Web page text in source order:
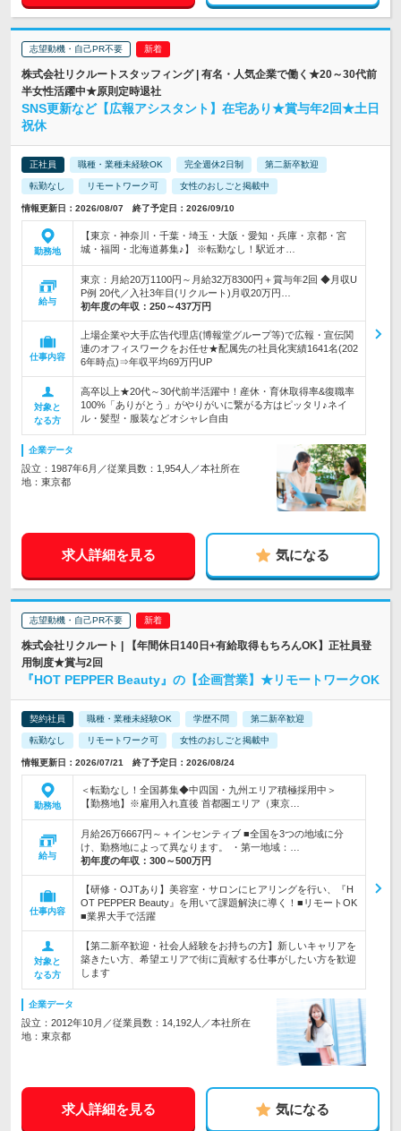
志望動機・自己PR不要
株式会社リクルートスタッフィング | 有名・人気企業で働く★20～30代前
半女性活躍中★原則定時退社
SNS更新など【広報アシスタント】在宅あり★賞与年2回★土日
祝休
正社員 職種・業種未経験OK 完全週休2日制 第二新卒歓迎
転勤なし リモートワーク可 女性のおしごと掲載中
情報更新日：2026/08/07 終了予定日：2026/09/10
勤務地
【東京・神奈川・千葉・埼玉・大阪・愛知・兵庫・京都・宮
城・福岡・北海道募集♪】 ※転勤なし！駅近オ…
給与
東京：月給20万1100円～月給32万8300円＋賞与年2回 ◆月収U
P例 20代／入社3年目(リクルート)月収20万円…
初年度の年収： 250～437万円
仕事内容
上場企業や大手広告代理店(博報堂グループ等)で広報・宣伝関
連のオフィスワークをお任せ★配属先の社員化実績1641名(202
6年時点)⇒年収平均69万円UP
対象と
なる方
高卒以上★20代～30代前半活躍中！産休・育休取得率&復職率
100%「ありがとう」がやりがいに繋がる方はピッタリ♪ネイ
ル・髪型・服装などオシャレ自由
企業データ
設立：1987年6月／従業員数：1,954人／本社所在
地：東京都
求人詳細を見る 気になる
志望動機・自己PR不要
株式会社リクルート | 【年間休日140日+有給取得もちろんOK】正社員登
用制度★賞与2回
『HOT PEPPER Beauty』の【企画営業】★リモートワークOK
契約社員 職種・業種未経験OK 学歴不問 第二新卒歓迎
転勤なし リモートワーク可 女性のおしごと掲載中
情報更新日：2026/07/21 終了予定日：2026/08/24
勤務地
＜転勤なし！全国募集◆中四国・九州エリア積極採用中＞
【勤務地】※雇用入れ直後 首都圏エリア（東京…
給与
月給26万6667円～＋インセンティブ ■全国を3つの地域に分
け、勤務地によって異なります。 ・第一地域：…
初年度の年収： 300～500万円
仕事内容
【研修・OJTあり】美容室・サロンにヒアリングを行い、『H
OT PEPPER Beauty』を用いて課題解決に導く！■リモートOK
■業界大手で活躍
対象と
なる方
【第二新卒歓迎・社会人経験をお持ちの方】新しいキャリアを
築きたい方、希望エリアで街に貢献する仕事がしたい方を歓迎
します
企業データ
設立：2012年10月／従業員数：14,192人／本社所在
地：東京都
求人詳細を見る 気になる